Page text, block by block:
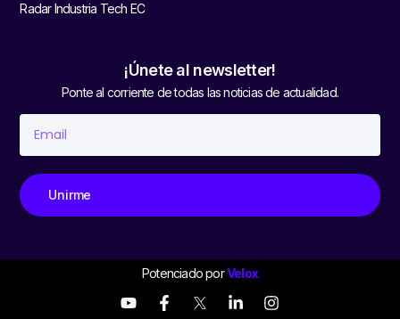
Radar Industria Tech EC
¡Únete al newsletter!
Ponte al corriente de todas las noticias de actualidad.
Unirme
Potenciado porVelox